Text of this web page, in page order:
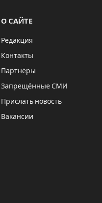
О САЙТЕ
Редакция
Контакты
Партнёры
Запрещённые СМИ
Прислать новость
Вакансии